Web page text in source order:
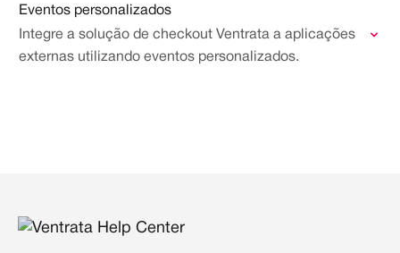
Eventos personalizados
Integre a solução de checkout Ventrata a aplicações
externas utilizando eventos personalizados.